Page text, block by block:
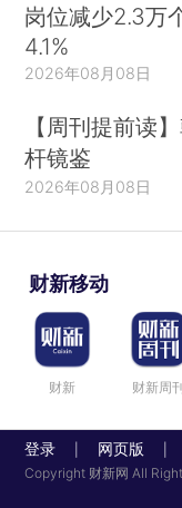
岗位减少2.3万
4.1%
2026年08月08日
【周刊提前读
杆镜鉴
2026年08月08日
财新移动
财新 财新周
登录 网页版
Copyright 财新网 All